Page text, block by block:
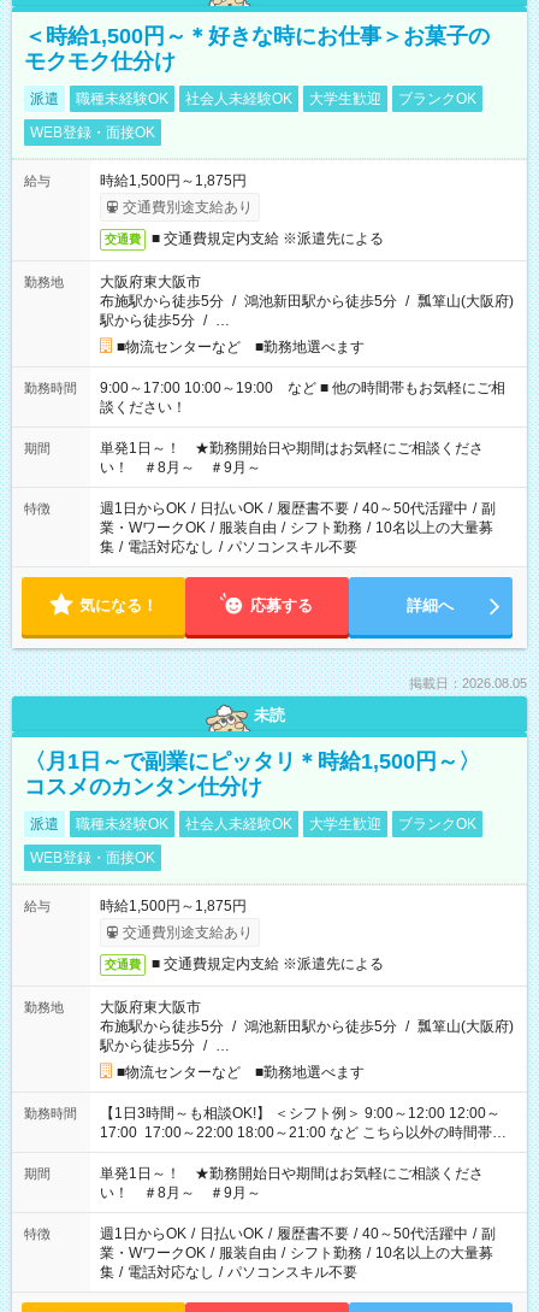
＜時給1,500円～＊好きな時にお仕事＞お菓子の
モクモク仕分け
派遣 職種未経験OK 社会人未経験OK 大学生歓迎
ブランクOK
WEB登録・面接OK
給与
時給1,500円～1,875円
交通費別途支給あり
交通費 ■ 交通費規定内支給 ※派遣先による
勤務地
大阪府東大阪市
布施駅から徒歩5分 / 鴻池新田駅から徒歩5分 / 瓢箪山(大阪府)
駅から徒歩5分 / …
■物流センターなど ■勤務地選べます
勤務時間
9:00～17:00 10:00～19:00 など ■ 他の時間帯もお気軽にご相
談ください！
期間
単発1日～！ ★勤務開始日や期間はお気軽にご相談くださ
い！ ＃8月～ ＃9月～
特徴 週1日からOK / 日払いOK / 履歴書不要 / 40～50代活躍中 / 副
業・WワークOK / 服装自由 / シフト勤務 / 10名以上の大量募
集 / 電話対応なし / パソコンスキル不要
気になる！ 応募する 詳細へ
掲載日：2026.08.05
未読
〈月1日～で副業にピッタリ＊時給1,500円～〉
コスメのカンタン仕分け
派遣 職種未経験OK 社会人未経験OK 大学生歓迎
ブランクOK
WEB登録・面接OK
給与
時給1,500円～1,875円
交通費別途支給あり
交通費 ■ 交通費規定内支給 ※派遣先による
勤務地
大阪府東大阪市
布施駅から徒歩5分 / 鴻池新田駅から徒歩5分 / 瓢箪山(大阪府)
駅から徒歩5分 / …
■物流センターなど ■勤務地選べます
勤務時間
【1日3時間～も相談OK!】 ＜シフト例＞ 9:00～12:00 12:00～
17:00 17:00～22:00 18:00～21:00 など こちら以外の時間帯も
お気軽にご相談ください！
期間
単発1日～！ ★勤務開始日や期間はお気軽にご相談くださ
い！ ＃8月～ ＃9月～
特徴 週1日からOK / 日払いOK / 履歴書不要 / 40～50代活躍中 / 副
業・WワークOK / 服装自由 / シフト勤務 / 10名以上の大量募
集 / 電話対応なし / パソコンスキル不要